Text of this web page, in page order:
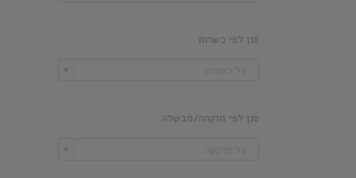
סנן לפי כשרות
סנן לפי מזקהה/מבשלה